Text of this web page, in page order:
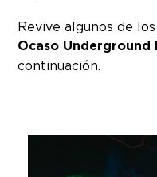
Revive algunos de
Ocaso Underground
continuación.